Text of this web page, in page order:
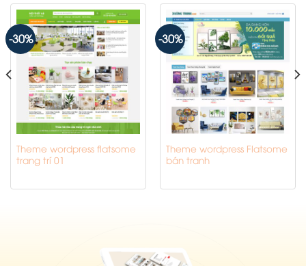
-30%
Theme wordpress flatsome
trang trí 01
-30%
Theme wordpress Flatsome
bán tranh